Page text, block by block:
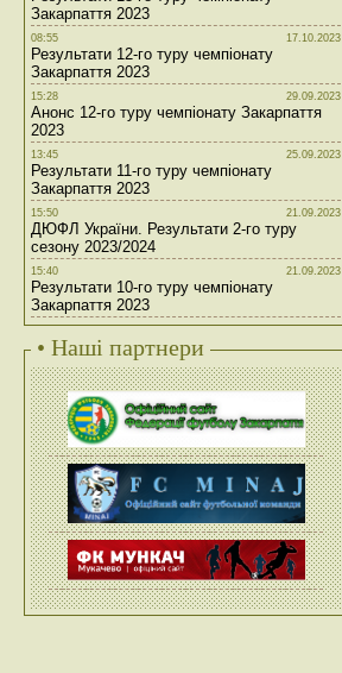
Закарпаття 2023
08:55 17.10.2023
Результати 12-го туру чемпіонату
Закарпаття 2023
15:28 29.09.2023
Анонс 12-го туру чемпіонату Закарпаття
2023
13:45 25.09.2023
Результати 11-го туру чемпіонату
Закарпаття 2023
15:50 21.09.2023
ДЮФЛ України. Результати 2-го туру
сезону 2023/2024
15:40 21.09.2023
Результати 10-го туру чемпіонату
Закарпаття 2023
• Наші партнери